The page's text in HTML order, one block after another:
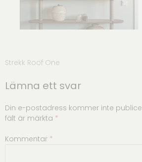
Inläggsnavigering
Strekk Roof One
Lämna ett svar
Din e-postadress kommer inte
fält är märkta *
Kommentar *